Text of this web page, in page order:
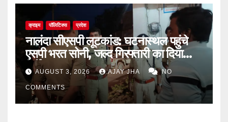
क्राइम पॉलिटिक्स प्रदेश
नालंदा सीएसपी लूटकांड: घटनास्थल पहुंचे
एसपी भरत सोनी, जल्द गिरफ्तारी का दिया
निर्देश
AUGUST 3, 2026 AJAY JHA NO
COMMENTS